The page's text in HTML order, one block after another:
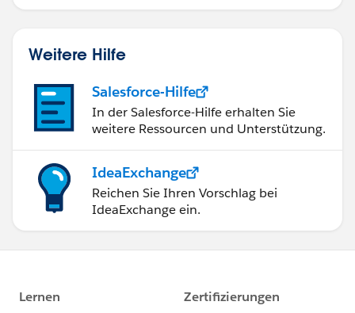
Weitere Hilfe
Salesforce-Hilfe
In der Salesforce-Hilfe erhalten Sie
weitere Ressourcen und Unterstützung.
IdeaExchange
Reichen Sie Ihren Vorschlag bei
IdeaExchange ein.